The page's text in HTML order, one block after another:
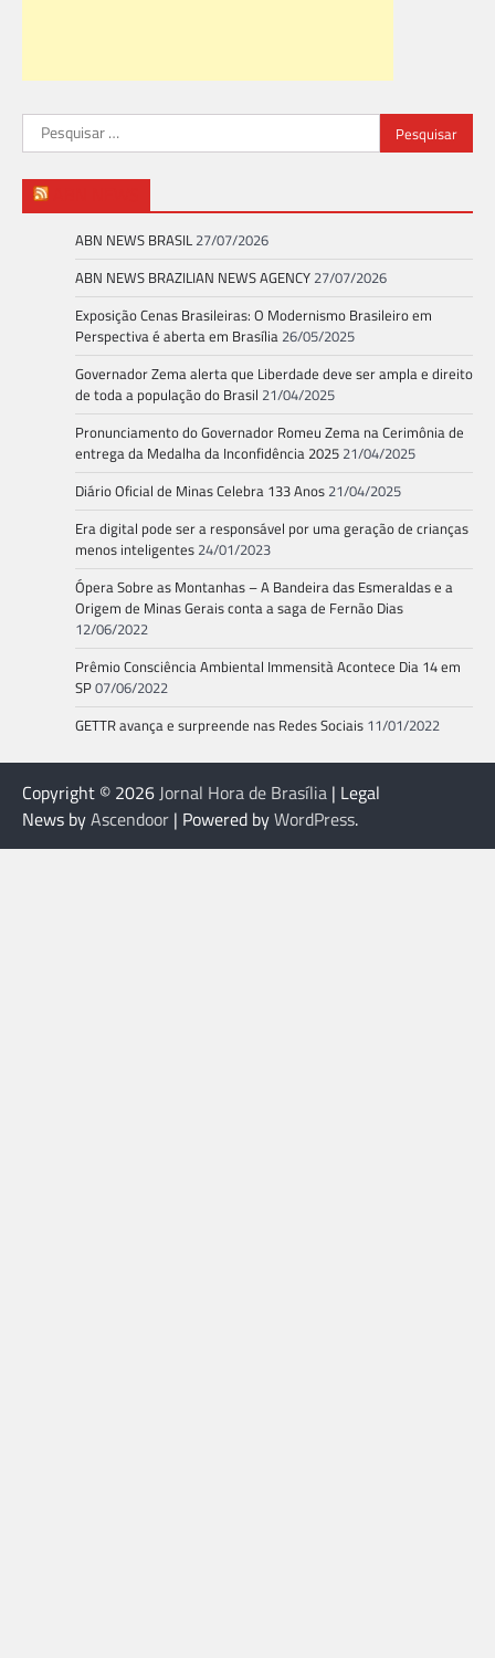
Pesquisar
por:
ABN NEWS BRASIL 27/07/2026
ABN NEWS BRAZILIAN NEWS AGENCY 27/07/2026
Exposição Cenas Brasileiras: O Modernismo Brasileiro em
Perspectiva é aberta em Brasília 26/05/2025
Governador Zema alerta que Liberdade deve ser ampla e direito
de toda a população do Brasil 21/04/2025
Pronunciamento do Governador Romeu Zema na Cerimônia de
entrega da Medalha da Inconfidência 2025 21/04/2025
Diário Oficial de Minas Celebra 133 Anos 21/04/2025
Era digital pode ser a responsável por uma geração de crianças
menos inteligentes 24/01/2023
Ópera Sobre as Montanhas – A Bandeira das Esmeraldas e a
Origem de Minas Gerais conta a saga de Fernão Dias
12/06/2022
Prêmio Consciência Ambiental Immensità Acontece Dia 14 em
SP07/06/2022
GETTR avança e surpreende nas Redes Sociais 11/01/2022
Copyright © 2026Jornal Hora de Brasília | Legal
News byAscendoor | Powered byWordPress.